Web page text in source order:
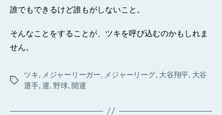
誰でもできるけど誰もがしないこと。
そんなことをすることが、ツキを呼び込むのかもしれま
せん。
タ
ツキ, メジャーリーガー, メジャーリーグ, 大谷翔平, 大谷
選手, 運, 野球, 開運